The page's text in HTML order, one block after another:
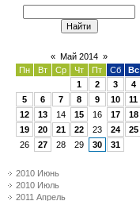
« Май 2014 »
Пн
Вт Ср Чт Пт Сб
Вс
1
2 3
4
5
6 7 8 9 10
11
12
13 14 15 16 17
18
19
20 21 22 23 24
25
26
27 28 29 30 31
2010 Июнь
2010 Июль
2011 Апрель